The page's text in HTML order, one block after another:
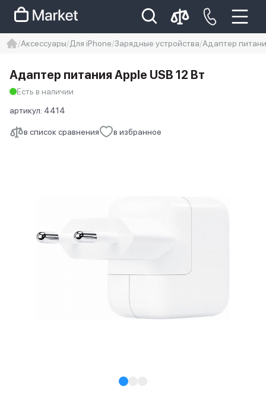
Iphone 14 pro max
айфон 14
Аксессуары Для iPhone Зарядные устройства Адаптер
в список сравнения в избранное
Адаптер питания Apple USB 12 Вт
Есть в наличии
артикул: 4414